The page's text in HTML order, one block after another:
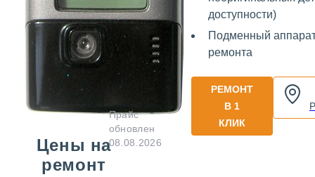
доступности)
Подменный
ремонта
РЕМОНТ
В 1
КЛИК
Цены на
ремонт
Прайс
обновлен
08.08.2026